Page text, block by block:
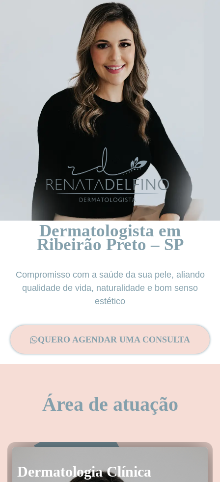
Dermatologista em
Ribeirão Preto – SP
Compromisso com a saúde da sua pele, aliando
qualidade de vida, naturalidade e bom senso
estético
QUERO AGENDAR UMA CONSULTA
Área de atuação
Dermatologia Clínica